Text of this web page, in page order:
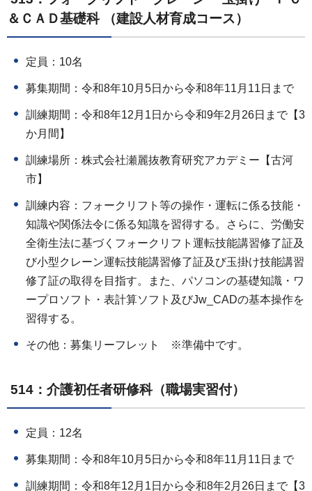
＆ＣＡＤ基礎科 （建設人材育成コース）
定員：10名
募集期間：令和8年10月5日から令和8年11月11日まで
訓練期間：令和8年12月1日から令和9年2月26日まで【3
か月間】
訓練場所：株式会社瀬麗抜教育研究アカデミー【古河
市】
訓練内容：フォークリフト等の操作・運転に係る技能・
知識や関係法令に係る知識を習得する。さらに、労働安
全衛生法に基づくフォークリフト運転技能講習修了証及
び小型クレーン運転技能講習修了証及び玉掛け技能講習
修了証の取得を目指す。また、パソコンの基礎知識・ワ
ープロソフト・表計算ソフト及びJw_CADの基本操作を
習得する。
その他：募集リーフレット ※準備中です。
514：介護初任者研修科（職場実習付）
定員：12名
募集期間：令和8年10月5日から令和8年11月11日まで
訓練期間：令和8年12月1日から令和8年2月26日まで【3